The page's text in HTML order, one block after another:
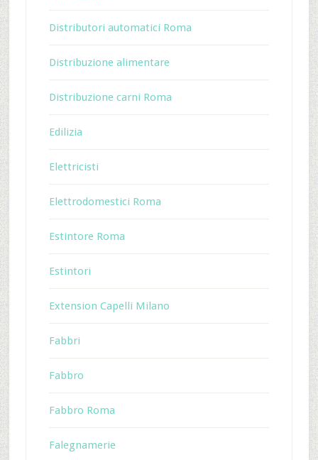
Distributori automatici Roma
Distribuzione alimentare
Distribuzione carni Roma
Edilizia
Elettricisti
Elettrodomestici Roma
Estintore Roma
Estintori
Extension Capelli Milano
Fabbri
Fabbro
Fabbro Roma
Falegnamerie